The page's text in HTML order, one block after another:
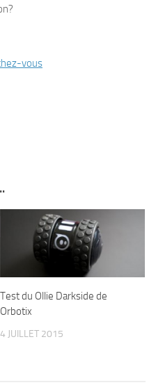
vous
Test du Ollie Darkside de
Orbotix
4 JUILLET 2015